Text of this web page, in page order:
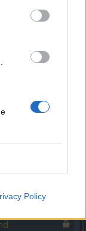
Policy
7 Februar 2014
des
6 Februar 2014